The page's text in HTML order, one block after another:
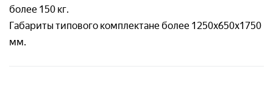
более 150 кг.
Габариты типового комплектане более 1250х650х1750
мм.